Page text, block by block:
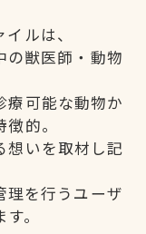
ルは、
の獣医師・動物
療可能な動物か
的。
想いを取材し記
理を行うユーザ
。